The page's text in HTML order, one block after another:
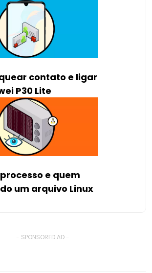
contato e ligar
P30 Lite
e quem
um arquivo Linux
- SPONSORED AD -